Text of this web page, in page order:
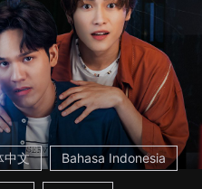
中文 Bahasa Indonesia